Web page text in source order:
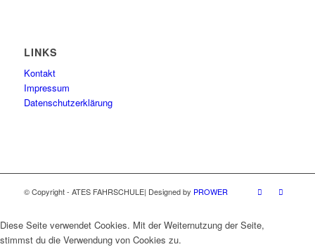
LINKS
Kontakt
Impressum
Datenschutzerklärung
© Copyright - ATES FAHRSCHULE| Designed by PROWER
Diese Seite verwendet Cookies. Mit der Weiternutzung der Seite,
stimmst du die Verwendung von Cookies zu.